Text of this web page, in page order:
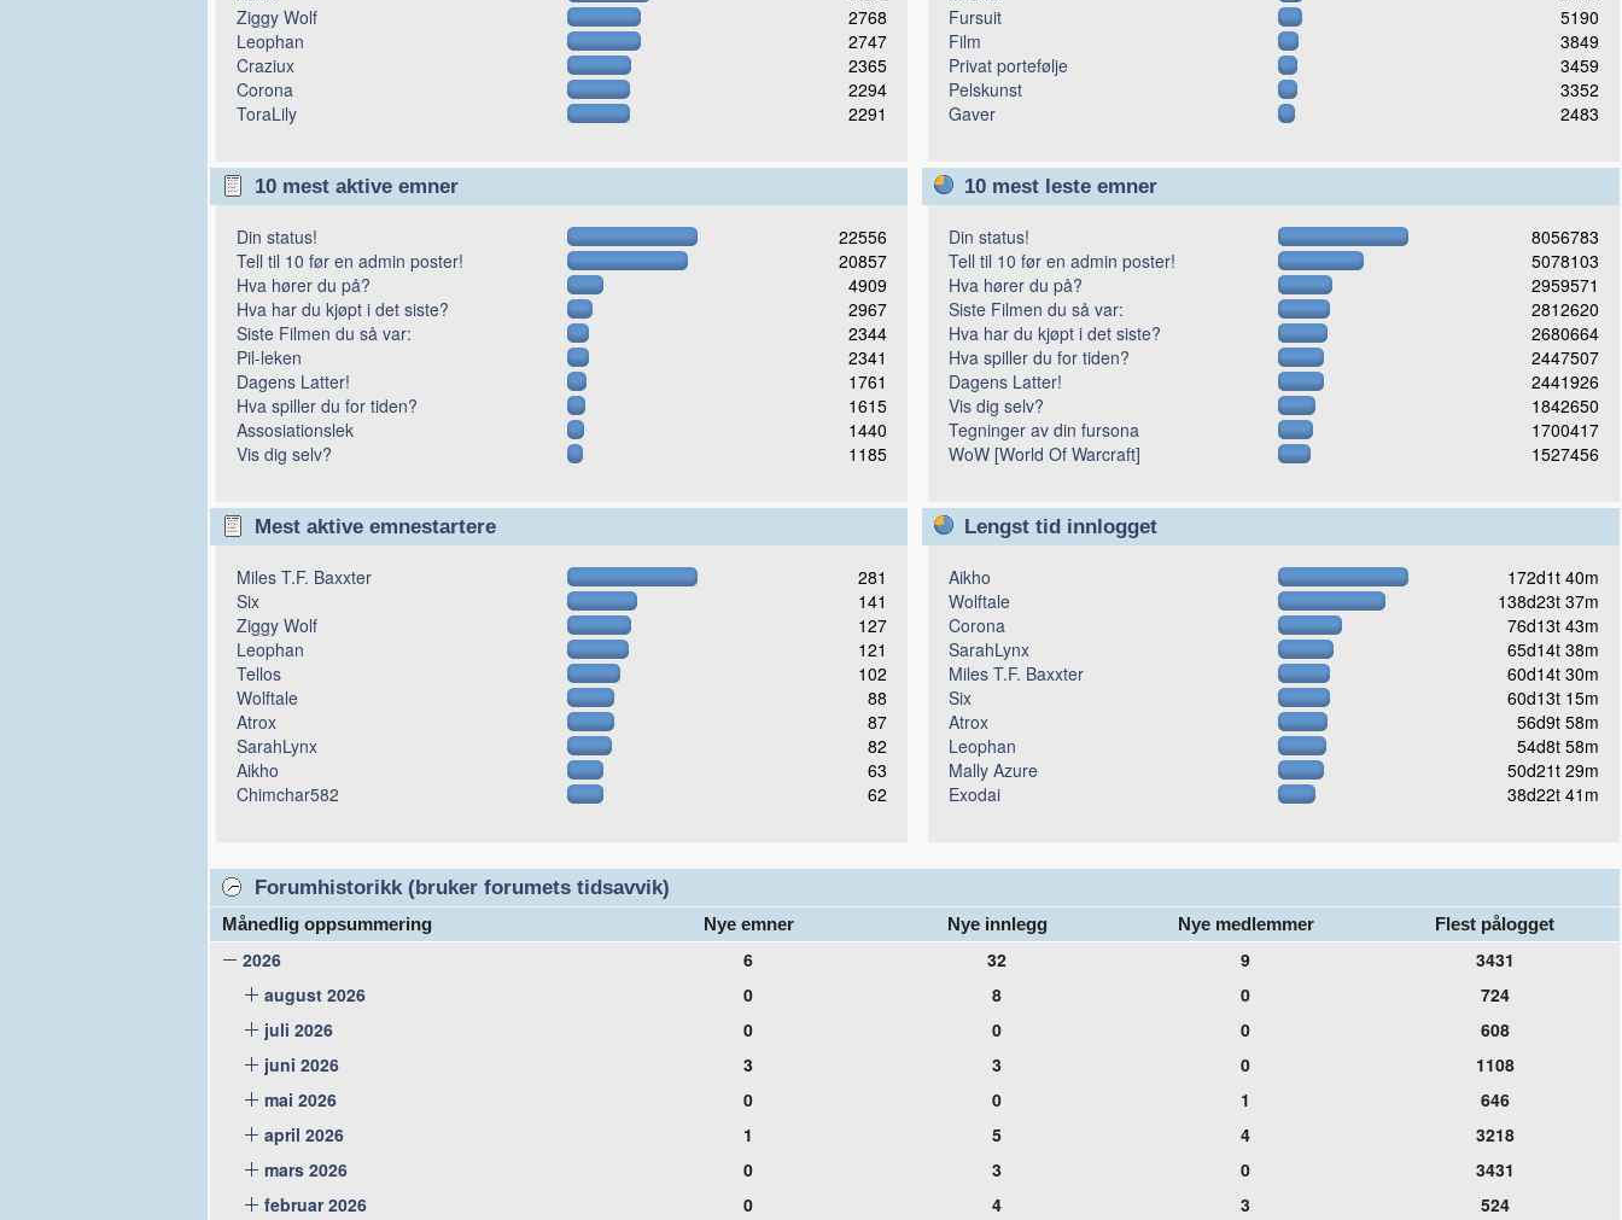
Ziggy Wolf
2768
Leophan
2747
Craziux
2365
Corona
2294
ToraLily
2291
Fursuit
5190
Film
3849
Privat portefølje
3459
Pelskunst
3352
Gaver
2483
10 mest aktive emner
Din status!
22556
Tell til 10 før en admin poster!
20857
Hva hører du på?
4909
Hva har du kjøpt i det siste?
2967
Siste Filmen du så var:
2344
Pil-leken
2341
Dagens Latter!
1761
Hva spiller du for tiden?
1615
Assosiationslek
1440
Vis dig selv?
1185
10 mest leste emner
Din status!
8056783
Tell til 10 før en admin poster!
5078103
Hva hører du på?
2959571
Siste Filmen du så var:
2812620
Hva har du kjøpt i det siste?
2680664
Hva spiller du for tiden?
2447507
Dagens Latter!
2441926
Vis dig selv?
1842650
Tegninger av din fursona
1700417
WoW [World Of Warcraft]
1527456
Mest aktive emnestartere
Miles T.F. Baxxter
281
Six
141
Ziggy Wolf
127
Leophan
121
Tellos
102
Wolftale
88
Atrox
87
SarahLynx
82
Aikho
63
Chimchar582
62
Lengst tid innlogget
Aikho
172d1t 40m
Wolftale
138d23t 37m
Corona
76d13t 43m
SarahLynx
65d14t 38m
Miles T.F. Baxxter
60d14t 30m
Six
60d13t 15m
Atrox
56d9t 58m
Leophan
54d8t 58m
Mally Azure
50d21t 29m
Exodai
38d22t 41m
Forumhistorikk (bruker forumets tidsavvik)
Månedlig oppsummering Nye emner Nye innlegg Nye medlemmer Flest pålogget
2026 6 32 9
3431
august 2026
0 8 0
724
juli 2026
0 0 0
608
juni 2026
3 3 0
1108
mai 2026
0 0 1
646
april 2026
1 5 4
3218
mars 2026
0 3 0
3431
februar 2026
0 4 3
524